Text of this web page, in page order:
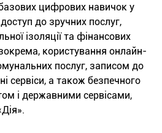
цифрових навичок у
до зручних послуг,
ізоляції та фінансових
користування онлайн-
послуг, записом до
сервіси, а також безпечного
і державними сервісами,